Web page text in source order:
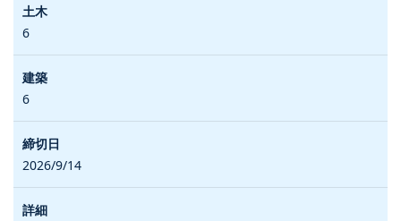
6
6
2026/9/14